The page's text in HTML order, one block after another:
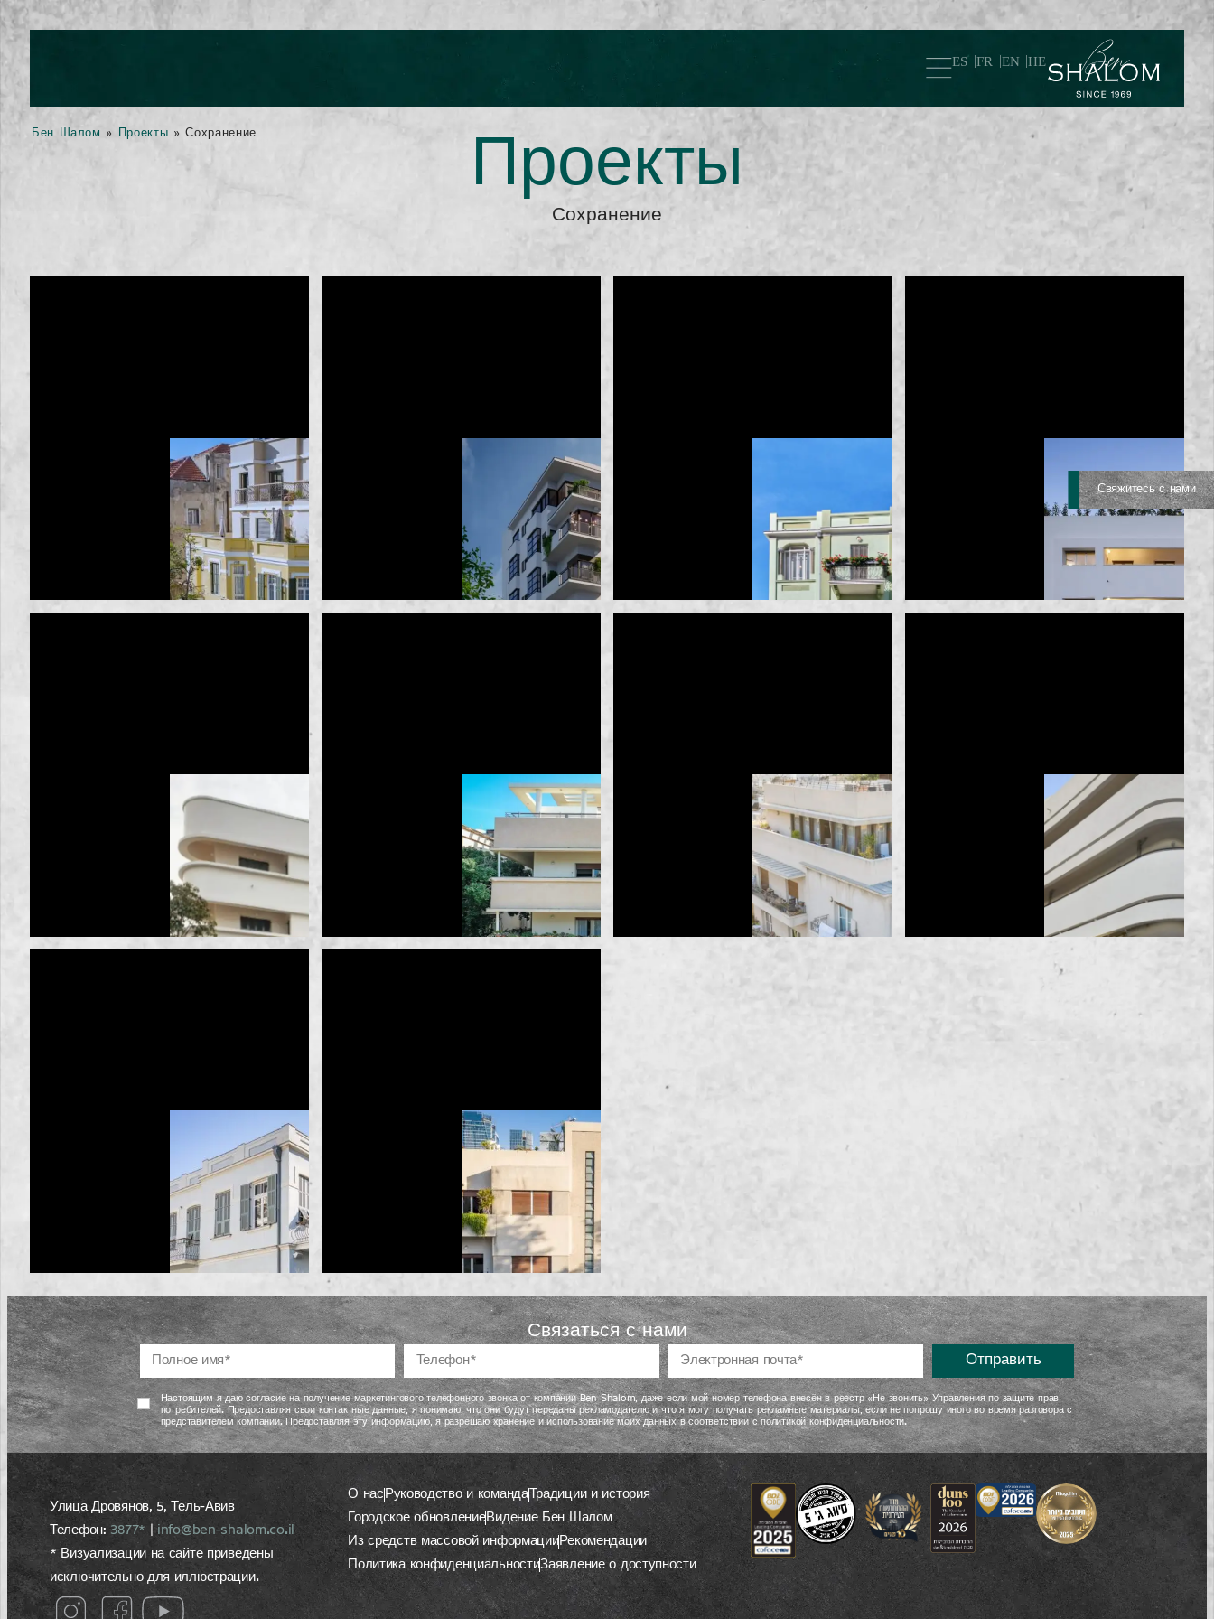
ES FR EN HE
Бен Шалом » Проекты »Сохранение
Проекты
Сохранение
Связаться с нами
Настоящим я даю согласие на получение маркетингового телефонного звонка от компании Ben Shalom, даже если мой номер телефона внесён в реестр «Не звонить» Управления по защите прав
потребителей. Предоставляя свои контактные данные, я понимаю, что они будут переданы рекламодателю и что я могу получать рекламные материалы, если не попрошу иного во время разговора с
представителем компании. Предоставляя эту информацию, я разрешаю хранение и использование моих данных в соответствии с политикой конфиденциальности.
Отправить
Улица Дровянов, 5, Тель-Авив
Телефон:3877* |info@ben-shalom.co.il
* Визуализации на сайте приведены
исключительно для иллюстрации.
О насРуководство и командаТрадиции и история
Городское обновлениеВидение Бен Шалом
Из средств массовой информацииРекомендации
Политика конфиденциальностиЗаявление о доступности
Свяжитесь с нами